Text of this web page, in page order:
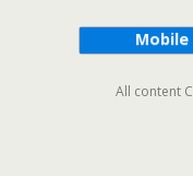
Mobile
All content